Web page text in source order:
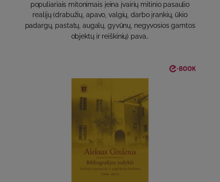
populiariais mitonimais įeina įvairių mitinio pasaulio
realijų (drabužių, apavo, valgių, darbo įrankių, ūkio
padargų, pastatų, augalų, gyvūnų, negyvosios gamtos
objektų ir reiškinių) pava..